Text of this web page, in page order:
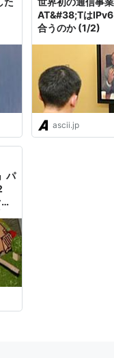
AT&#38;TはIPv6
合うのか (1/2)
ascii.jp
パ